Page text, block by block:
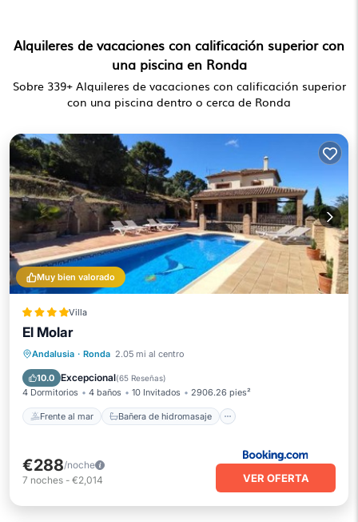
Alquileres de vacaciones con calificación superior con
una piscina en Ronda
Sobre 339+ Alquileres de vacaciones con calificación superior
con una piscina dentro o cerca de Ronda
Muy bien valorado
Villa
El Molar
Andalusia · Ronda 2.05 mi al centro
10.0 Excepcional(65 Reseñas)
4 Dormitorios 4 baños 10 Invitados 2906.26 pies²
Frente al mar Bañera de hidromasaje
Frente al mar
Bañera de hidromasaje
Aparcamiento
€288/noche
7 noches - €2,014 VER OFERTA